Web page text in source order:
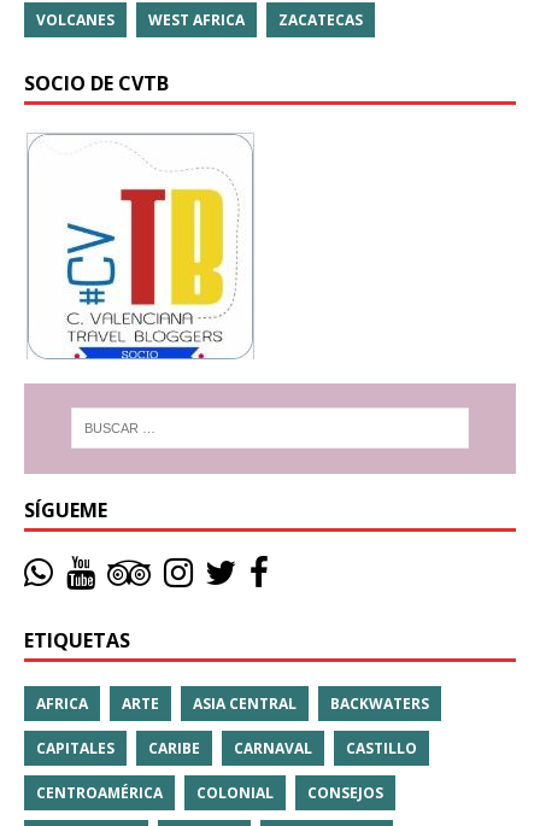
VOLCANES WEST AFRICA ZACATECAS
SOCIO DE CVTB
SÍGUEME
ETIQUETAS
AFRICA ARTE ASIA CENTRAL BACKWATERS
CAPITALES CARIBE CARNAVAL CASTILLO
CENTROAMÉRICA COLONIAL CONSEJOS